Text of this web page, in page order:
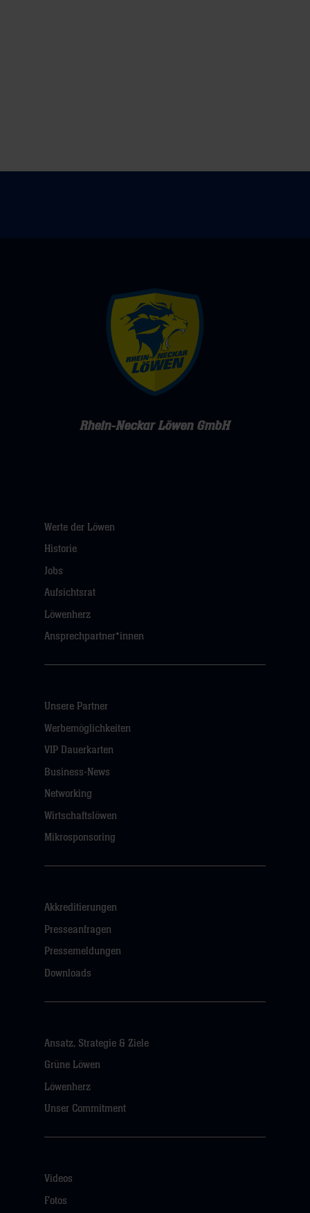
Rhein-Neckar Löwen GmbH
Werte der Löwen
Historie
Jobs
Aufsichtsrat
Löwenherz
Ansprechpartner*innen
Unsere Partner
Werbemöglichkeiten
VIP Dauerkarten
Business-News
Networking
Wirtschaftslöwen
Mikrosponsoring
Akkreditierungen
Presseanfragen
Pressemeldungen
Downloads
Ansatz, Strategie & Ziele
Grüne Löwen
Löwenherz
Unser Commitment
Videos
Fotos